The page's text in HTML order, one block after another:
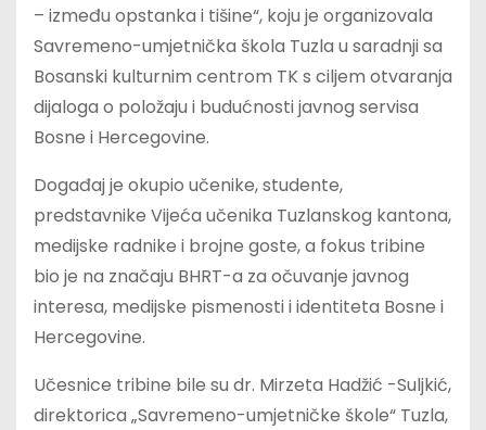
– između opstanka i tišine“, koju je organizovala
Savremeno-umjetnička škola Tuzla u saradnji sa
Bosanski kulturnim centrom TK s ciljem otvaranja
dijaloga o položaju i budućnosti javnog servisa
Bosne i Hercegovine.
Događaj je okupio učenike, studente,
predstavnike Vijeća učenika Tuzlanskog kantona,
medijske radnike i brojne goste, a fokus tribine
bio je na značaju BHRT-a za očuvanje javnog
interesa, medijske pismenosti i identiteta Bosne i
Hercegovine.
Učesnice tribine bile su dr. Mirzeta Hadžić -Suljkić,
direktorica „Savremeno-umjetničke škole“ Tuzla,